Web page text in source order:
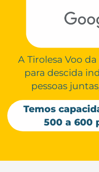
A Tirolesa Voo
para descida
pessoas
Temos
500 a 600